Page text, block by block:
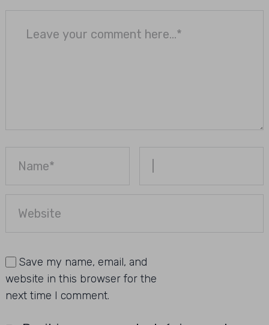
Save my name, email, and
website in this browser for the
next time I comment.